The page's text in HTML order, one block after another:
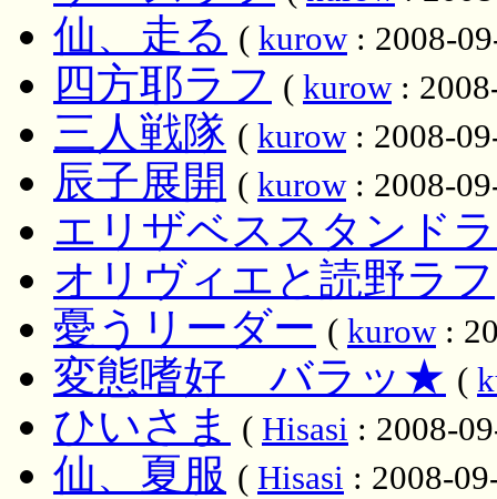
仙、走る ( kurow: 2008-
四方耶ラフ ( kurow:
三人戦隊 ( kurow: 2008-
辰子展開 ( kurow: 2008-
エリザベススタンド
オリヴィエと読野ラフ
憂うリーダー ( kurow:
変態嗜好 バラッ★ (
ひいさま ( Hisasi : 2008-
仙、夏服 ( Hisasi : 2008-